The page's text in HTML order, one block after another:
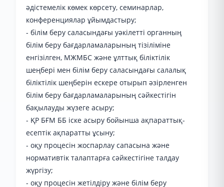
әдістемелік көмек көрсету, семинарлар,
конференциялар ұйымдастыру;
- білім беру саласындағы уәкілетті органның
білім беру бағдарламаларының тізіліміне
енгізілген, МЖМБС және ұлттық біліктілік
шеңбері мен білім беру саласындағы салалық
біліктілік шеңберін ескере отырып әзірленген
білім беру бағдарламаларының сәйкестігін
бақылауды жүзеге асыру;
- ҚР БҒМ ББ іске асыру бойынша ақпараттық-
есептік ақпаратты ұсыну;
- оқу процесін жоспарлау сапасына және
нормативтік талаптарға сәйкестігіне талдау
жүргізу;
- оқу процесін жетілдіру және білім беру